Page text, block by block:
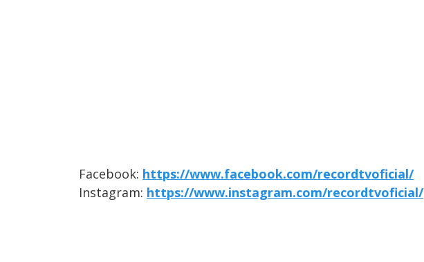
Facebook: https://www.facebook.com/recordtvoficial/
Instagram: https://www.instagram.com/recordtvoficial/